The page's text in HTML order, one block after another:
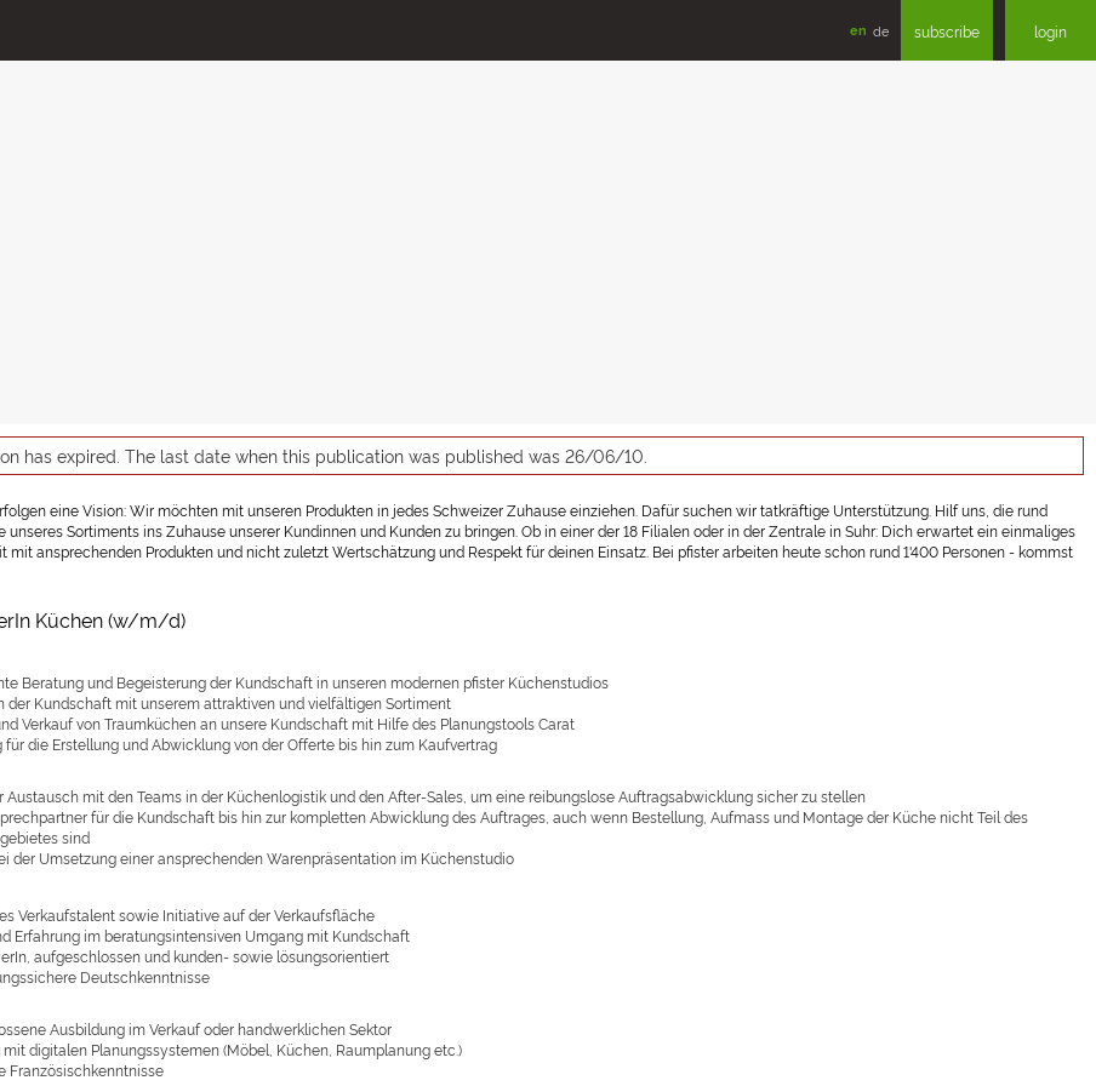
en de subscribe login
has expired. The last date when this publication was published was 26/06/10.
eine Vision: Wir möchten mit unseren Produkten in jedes Schweizer Zuhause einziehen. Dafür suchen wir tatkräftige Unterstützung. Hilf uns, die rund
unseres Sortiments ins Zuhause unserer Kundinnen und Kunden zu bringen. Ob in einer der 18 Filialen oder in der Zentrale in Suhr: Dich erwartet ein einmaliges
mit ansprechenden Produkten und nicht zuletzt Wertschätzung und Respekt für deinen Einsatz. Bei pfister arbeiten heute schon rund 1'400 Personen - kommst
Küchen (w/m/d)
Beratung und Begeisterung der Kundschaft in unseren modernen pfister Küchenstudios
der Kundschaft mit unserem attraktiven und vielfältigen Sortiment
Verkauf von Traumküchen an unsere Kundschaft mit Hilfe des Planungstools Carat
für die Erstellung und Abwicklung von der Offerte bis hin zum Kaufvertrag
Austausch mit den Teams in der Küchenlogistik und den After-Sales, um eine reibungslose Auftragsabwicklung sicher zu stellen
für die Kundschaft bis hin zur kompletten Abwicklung des Auftrages, auch wenn Bestellung, Aufmass und Montage der Küche nicht Teil des
sind
der Umsetzung einer ansprechenden Warenpräsentation im Küchenstudio
Verkaufstalent sowie Initiative auf der Verkaufsfläche
Erfahrung im beratungsintensiven Umgang mit Kundschaft
aufgeschlossen und kunden- sowie lösungsorientiert
Deutschkenntnisse
Ausbildung im Verkauf oder handwerklichen Sektor
mit digitalen Planungssystemen (Möbel, Küchen, Raumplanung etc.)
Französischkenntnisse